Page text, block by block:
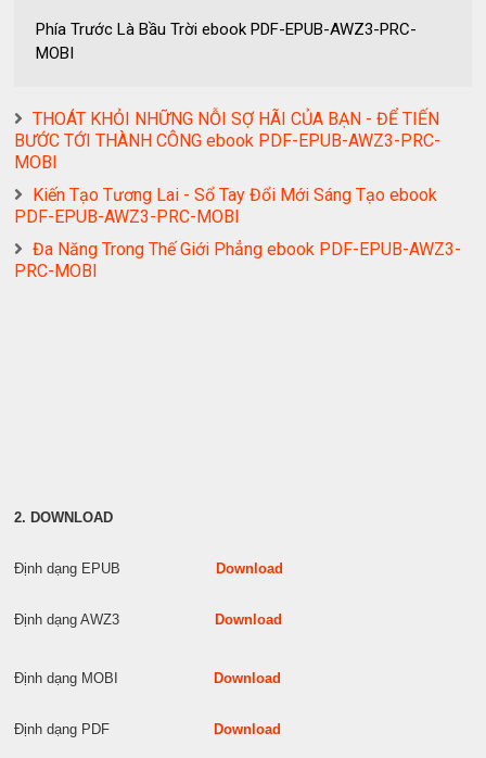
Phía Trước Là Bầu Trời ebook PDF-EPUB-AWZ3-PRC-
MOBI
THOÁT KHỎI NHỮNG NỖI SỢ HÃI CỦA BẠN - ĐỂ TIẾN
BƯỚC TỚI THÀNH CÔNG ebook PDF-EPUB-AWZ3-PRC-
MOBI
Kiến Tạo Tương Lai - Sổ Tay Đổi Mới Sáng Tạo ebook
PDF-EPUB-AWZ3-PRC-MOBI
Đa Năng Trong Thế Giới Phẳng ebook PDF-EPUB-AWZ3-
PRC-MOBI
2. DOWNLOAD
Định dạng EPUB Download
Định dạng AWZ3 Download
Định dạng MOBI Download
Định dạng PDF Download